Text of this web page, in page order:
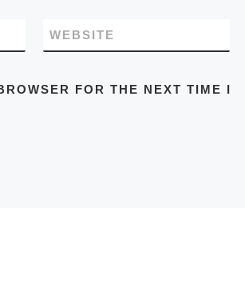
WEBSITE
FOR THE NEXT TIME I